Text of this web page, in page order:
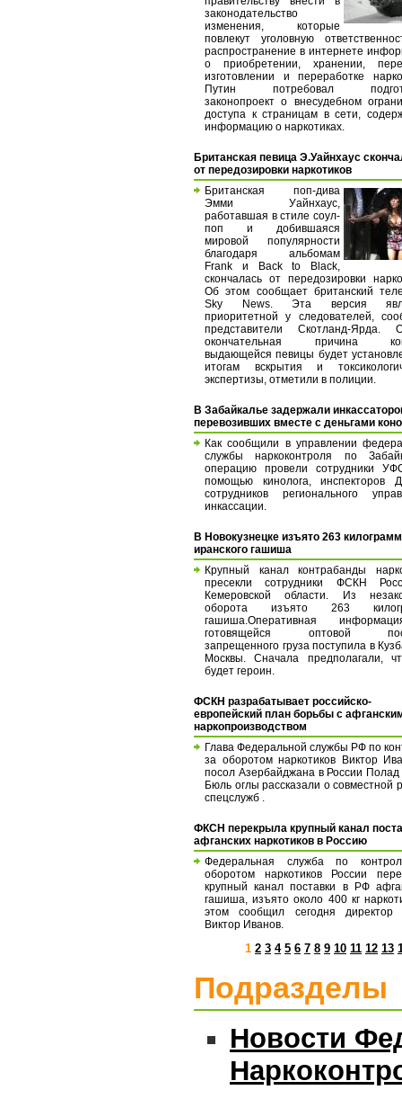
законодательство
изменения, которые
повлекут уголовную
распространение в интернете
о приобретении, хранении,
изготовлении и переработке
Путин потребовал
законопроект о внесудебном
доступа к страницам в сети,
информацию о наркотиках.
Британская певица Э.Уайнхаус
от передозировки наркотиков
Британская поп-дива
Эмми Уайнхаус,
работавшая в стиле соул-
поп и добившаяся
мировой популярности
благодаря альбомам
Frank и Back to Black,
скончалась от передозировки
Об этом сообщает британский
Sky News. Эта версия
приоритетной у следователей,
представители Скотланд-Ярда.
окончательная причина
выдающейся певицы будет
итогам вскрытия и
экспертизы, отметили в полиции.
В Забайкалье задержали
перевозивших вместе с деньгами
Как сообщили в управлении
службы наркоконтроля по
операцию провели сотрудники
помощью кинолога, инспекторов
сотрудников регионального
инкассации.
В Новокузнецке изъято 263
иранского гашиша
Крупный канал контрабанды
пресекли сотрудники ФСКН
Кемеровской области. Из
оборота изъято 263
гашиша.Оперативная
готовящейся оптовой
запрещенного груза поступила в
Москвы. Сначала предполагали,
будет героин.
ФСКН разрабатывает российско-
европейский план борьбы с
наркопроизводством
Глава Федеральной службы РФ по
за оборотом наркотиков Виктор
посол Азербайджана в России
Бюль оглы рассказали о совместной
спецслужб .
ФКСН перекрыла крупный канал
афганских наркотиков в Россию
Федеральная служба по
оборотом наркотиков России
крупный канал поставки в РФ
гашиша, изъято около 400 кг
этом сообщил сегодня
Виктор Иванов.
1 2 3 4 5 6 7 8 9 10 11 12 13
Подразделы
Новости